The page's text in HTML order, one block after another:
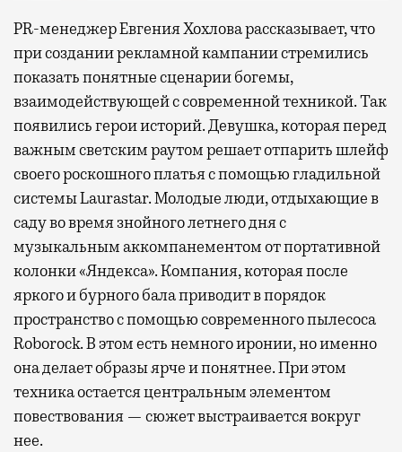
PR-менеджер Евгения Хохлова рассказывает, что
при создании рекламной кампании стремились
показать понятные сценарии богемы,
взаимодействующей с современной техникой. Так
появились герои историй. Девушка, которая перед
важным светским раутом решает отпарить шлейф
своего роскошного платья с помощью гладильной
системы Laurastar. Молодые люди, отдыхающие в
саду во время знойного летнего дня с
музыкальным аккомпанементом от портативной
колонки «Яндекса». Компания, которая после
яркого и бурного бала приводит в порядок
пространство с помощью современного пылесоса
Roborock. В этом есть немного иронии, но именно
она делает образы ярче и понятнее. При этом
техника остается центральным элементом
повествования — сюжет выстраивается вокруг
нее.